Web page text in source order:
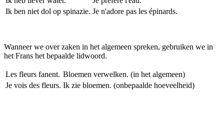
Ik ben niet dol op spinazie. Je n'adore pas les épinards.
Wanneer we over zaken in het algemeen spreken, gebruiken we in
het Frans het bepaalde lidwoord.
Les fleurs fanent. Bloemen verwelken. (in het algemeen)
Je vois des fleurs. Ik zie bloemen. (onbepaalde hoeveelheid)